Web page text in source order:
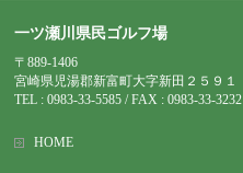
一ツ瀬川県民ゴルフ場
〒889-1406
宮崎県児湯郡新富町大字新田２５９１
TEL : 0983-33-5585 / FAX : 0983-33-3232
HOME